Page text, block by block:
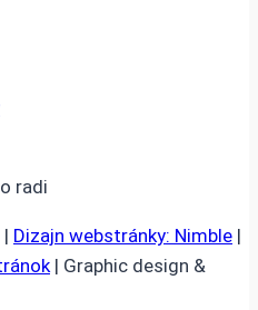
radi
Dizajn webstránky: Nimble |
| Graphic design &